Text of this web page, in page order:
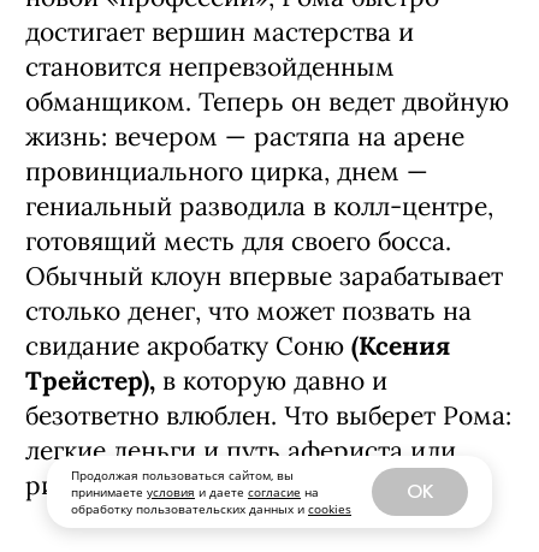
Продолжая пользоваться сайтом, вы
принимаете условия и даете согласие на
обработку пользовательских данных и cookies
OK
вынашивает план мести. Обучаясь
новой «профессии», Рома быстро
достигает вершин мастерства и
становится непревзойденным
обманщиком. Теперь он ведет двойную
жизнь: вечером — растяпа на арене
провинциального цирка, днем —
гениальный разводила в колл-центре,
готовящий месть для своего босса.
Обычный клоун впервые зарабатывает
столько денег, что может позвать на
свидание акробатку Соню(Ксения
Трейстер),в которую давно и
безответно влюблен. Что выберет Рома:
легкие деньги и путь афериста или
риск ради справедливости?